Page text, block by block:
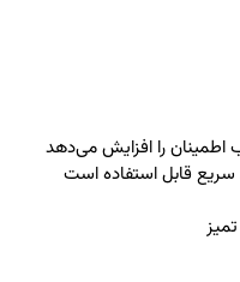
را افزایش می‌دهد
قابل استفاده است